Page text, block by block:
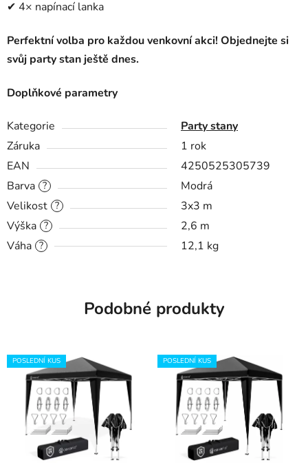
✔ 4× napínací lanka
Perfektní volba pro každou venkovní akci! Objednejte si
svůj party stan ještě dnes.
Doplňkové parametry
Kategorie
Party stany
Záruka
1 rok
EAN
4250525305739
?
Barva Modrá
?
Velikost 3x3 m
?
Výška 2,6 m
?
Váha 12,1 kg
Podobné produkty
POSLEDNÍ KUS POSLEDNÍ KUS